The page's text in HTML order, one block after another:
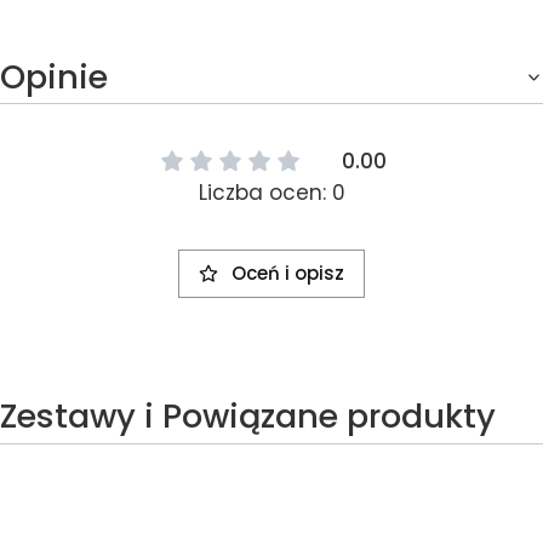
Opinie
0.00
Liczba ocen: 0
Oceń i opisz
Zestawy i Powiązane produkty